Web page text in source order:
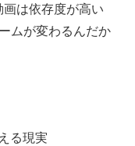
は依存度が高い
ムが変わるんだか
る現実